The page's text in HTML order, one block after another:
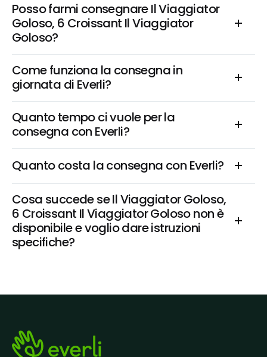
Posso farmi consegnare Il Viaggiator
Goloso, 6 Croissant Il Viaggiator
Goloso?
Come funziona la consegna in
giornata di Everli?
Quanto tempo ci vuole per la
consegna con Everli?
Quanto costa la consegna con Everli?
Cosa succede se Il Viaggiator Goloso,
6 Croissant Il Viaggiator Goloso non è
disponibile e voglio dare istruzioni
specifiche?